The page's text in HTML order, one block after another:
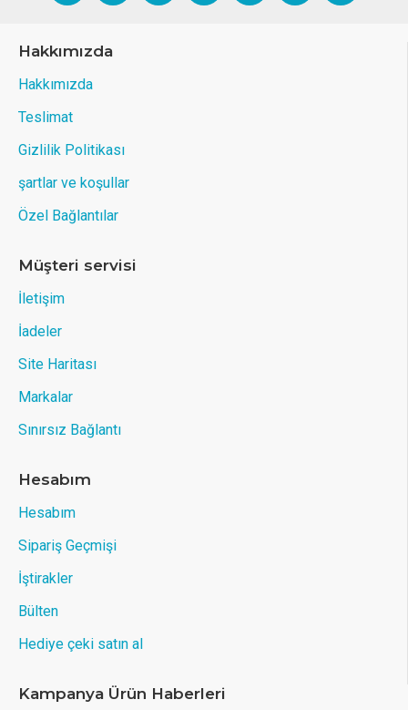
Hakkımızda
Hakkımızda
Teslimat
Gizlilik Politikası
şartlar ve koşullar
Özel Bağlantılar
Müşteri servisi
İletişim
İadeler
Site Haritası
Markalar
Sınırsız Bağlantı
Hesabım
Hesabım
Sipariş Geçmişi
İştirakler
Bülten
Hediye çeki satın al
Kampanya Ürün Haberleri